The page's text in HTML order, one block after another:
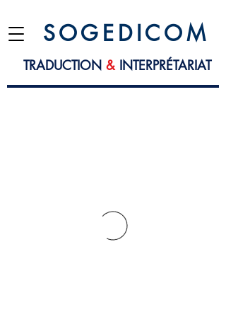
S O G E D I C O M
TRADUCTION &INTERPRÉTARIAT